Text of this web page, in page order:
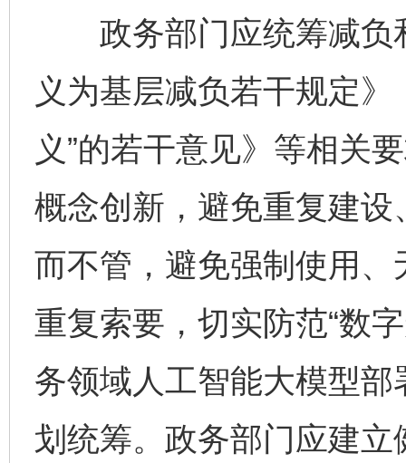
政务部门应统筹减负
义为基层减负若干规定
义”的若干意见》等相关
概念创新，避免重复建
而不管，避免强制使用
重复索要，切实防范“数
务领域人工智能大模型
划统筹。政务部门应建